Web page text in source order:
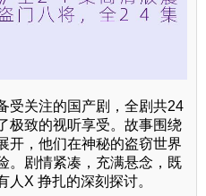
受关注的国产剧，全剧共24
极致的视听享受。故事围绕
开，他们在神秘的盗窃世界
。剧情紧凑，充满悬念，既
X 挣扎的深刻探讨。